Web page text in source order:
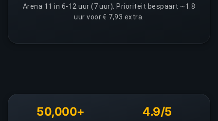
Arena 11 in 6-12 uur (7 uur). Prioriteit bespaart ~1.8
uur voor € 7,93 extra.
50,000+ 4.9/5